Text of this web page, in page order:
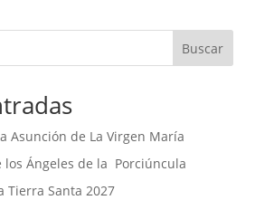
Buscar
Asunción de La Virgen María
los Ángeles de la Porciúncula
Tierra Santa 2027